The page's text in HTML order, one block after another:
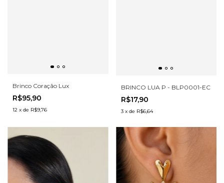
Brinco Coração Lux
R$95,90
12 x de R$9,76
BRINCO LUA P - BLP0001-EC
R$17,90
3 x de R$6,64